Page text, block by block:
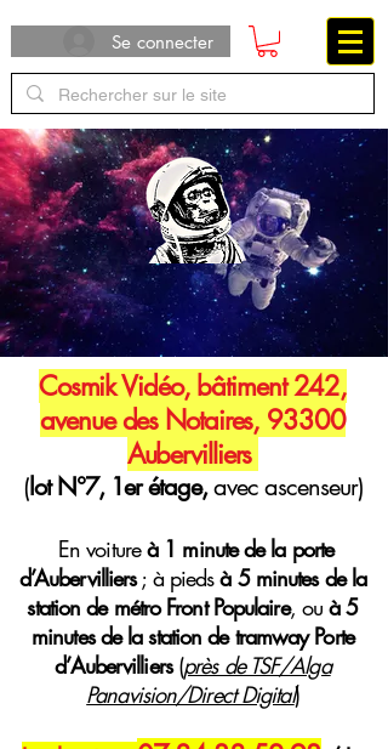
Se connecter
Cosmik Vidéo, bâtiment 242,
avenue des Notaires, 93300
Aubervilliers
(lot N°7, 1er étage,avec ascenseur)
En voitureà 1 minute de la porte
d’Aubervilliers; à piedsà 5 minutes de la
station de métro Front Populaire, ouà 5
minutes de la station de tramway Porte
d’Aubervilliers(près de TSF/Alga
Panavision/Direct Digital)